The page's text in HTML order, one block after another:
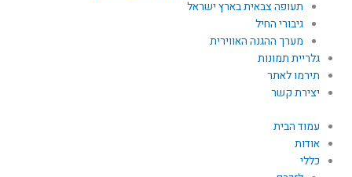
תעופה צבאית בארץ ישראל
גיבורי החיל
מערך ההגנה האווירית
גלריית תמונות
תירמו לאתר
יצירת קשר
עמוד הבית
אודות
כללי